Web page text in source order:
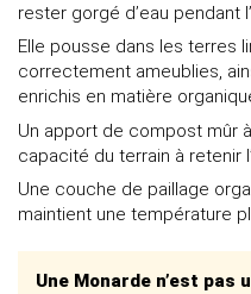
rester gorgé d’eau pendant
Elle pousse dans les terres
correctement ameublies,
enrichis en matière
Un apport de compost mûr
capacité du terrain à retenir
Une couche de paillage
maintient une température
Une Monarde n’est pas